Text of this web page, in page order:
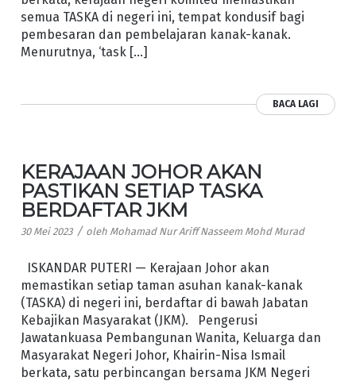
semua TASKA di negeri ini, tempat kondusif bagi
pembesaran dan pembelajaran kanak-kanak.
Menurutnya, ‘task […]
BACA LAGI
KERAJAAN JOHOR AKAN
PASTIKAN SETIAP TASKA
BERDAFTAR JKM
30 Mei 2023 / oleh Mohamad Nur Ariff Nasseem Mohd Murad
ISKANDAR PUTERI — Kerajaan Johor akan
memastikan setiap taman asuhan kanak-kanak
(TASKA) di negeri ini, berdaftar di bawah Jabatan
Kebajikan Masyarakat (JKM). Pengerusi
Jawatankuasa Pembangunan Wanita, Keluarga dan
Masyarakat Negeri Johor, Khairin-Nisa Ismail
berkata, satu perbincangan bersama JKM Negeri